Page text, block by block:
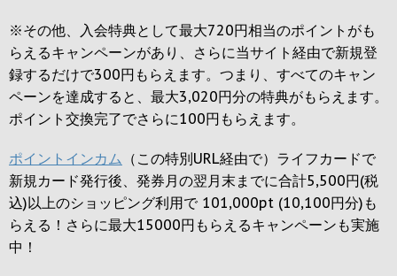
※その他、入会特典として最大720円相当のポイントがも
らえるキャンペーンがあり、さらに当サイト経由で新規登
録するだけで300円 もらえます。つまり、すべてのキャン
ペーンを達成すると、最大3,020円分の特典がもらえます。
ポイント交換完了でさらに100円 もらえます。
ポイントインカム （この特別URL経由で）ライフカードで
新規カード発行後、発券月の翌月末までに合計5,500円(税
込)以上のショッピング利用で 101,000pt (10,100円分)も
らえる！さらに最大15000円もらえるキャンペーンも実施
中！